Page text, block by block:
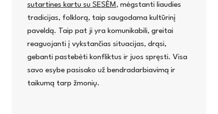
sutartines kartu su SESĖM , mėgstanti liaudies
tradicijas, folklorą, taip saugodama kultūrinį
paveldą. Taip pat ji yra komunikabili, greitai
reaguojanti į vykstančias situacijas, drąsi,
gebanti pastebėti konfliktus ir juos spręsti. Visa
savo esybe pasisako už bendradarbiavimą ir
taikumą tarp žmonių.